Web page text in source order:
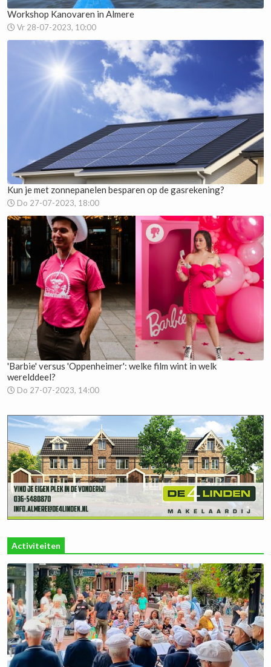
Workshop Kanovaren in Almere
Vr 28-07-2023, 10:00
Kun je met zonnepanelen besparen op de gasrekening?
Do 27-07-2023, 18:00
'Barbie' versus 'Oppenheimer': welke film wint in welk
werelddeel?
Do 27-07-2023, 14:00
Activiteiten